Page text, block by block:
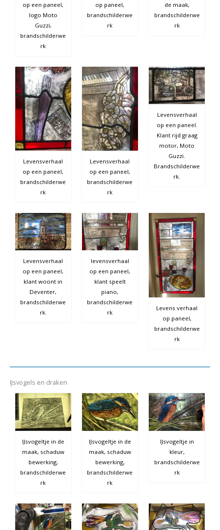
op een paneel,
logo Moto
Guzzi,
brandschilderwe
rk
op paneel,
brandschilderwe
rk
de maak,
brandschilderwe
rk
Levensverhaal
op een paneel,
brandschilderwe
rk
Levensverhaal
op een paneel,
brandschilderwe
rk
Levensverhaal
op een paneel.
Klant rijd graag
motor, Moto
Guzzi.
Brandschilderwe
rk.
Levensverhaal
op een paneel,
klant woont in
Deventer,
brandschilderwe
rk.
levensverhaal
op een paneel,
klant speelt
piano,
brandschilderwe
rk
Levens verhaal
op paneel,
brandschilderwe
rk
IJsvogels en draken
IJsvogeltje in de
maak, schaduw
bewerking,
brandschilderwe
rk
IJsvogeltje in de
maak, schaduw
bewerking,
brandschilderwe
rk
IJsvogeltje in
kleur,
brandschilderwe
rk